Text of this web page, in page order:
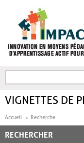
FORMULAIRE DE
VIGNETTES DE
Accueil Recherche
RECHERCHER